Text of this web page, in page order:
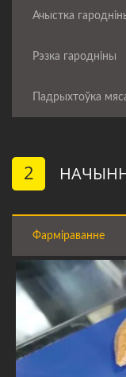
Ачыстка
Рэзка гародніны
Падрыхтоўка
2
Фарміраванне